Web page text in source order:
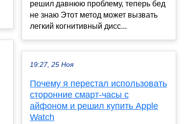
решил давнюю проблему, теперь бед
не знаю Этот метод может вызвать
легкий когнитивный дисс...
19:27, 25 Ноя
Почему я перестал использовать
сторонние смарт-часы с
айфоном и решил купить Apple
Watch